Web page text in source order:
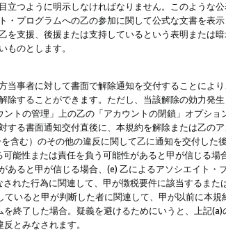
つように明示しなければなりません。このような公
・プログラムへの乙の参加に関して公式な文書を表
を支援、後援または支持しているという表明または
のとします。
事者に対して書面で解除通知を交付することによ
することができます。ただし、当該解除の効力発生
トの管理」上の乙の「アカウントの閉鎖」オプショ
る書面通知交付直後に、本規約を解除または乙の
含む）のその他の違反に関して乙に通知を交付した
能性または責任を負う可能性があると甲が信じる場
ると甲が信じる場合、(e) 乙によるアソシエイト・
れた行為に関連して、甲が徴税要件に該当するまた
いると甲が判断した者に関連して、甲が以前に本規
終了した場合。疑義を避けるためにいうと、上記(a)
とみなされます。